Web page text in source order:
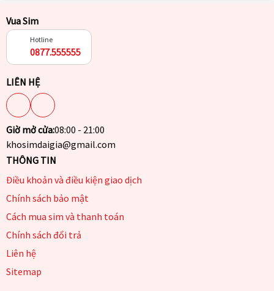
Vua Sim
Hotline
0877.555555
LIÊN HỆ
Giờ mở cửa:08:00 - 21:00
khosimdaigia@gmail.com
THÔNG TIN
Điều khoản và điều kiện giao dịch
Chính sách bảo mật
Cách mua sim và thanh toán
Chính sách đổi trả
Liên hệ
Sitemap